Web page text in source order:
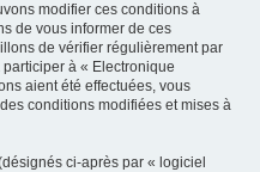
modifier ces conditions à
de vous informer de ces
de vérifier régulièrement par
à « Electronique
aient été effectuées, vous
conditions modifiées et mises à
ci-après par « logiciel